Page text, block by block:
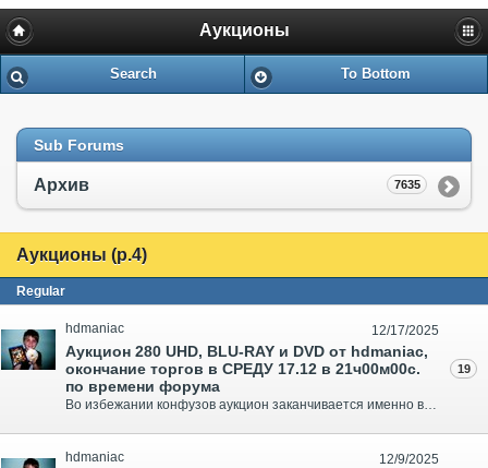
Аукционы
Search To Bottom
Sub Forums
Архив 7635
Аукционы (p.4)
Regular
12/17/2025
hdmaniac
Аукцион 280 UHD, BLU-RAY и DVD от hdmaniac,
окончание торгов в СРЕДУ 17.12 в 21ч00м00с.
по времени форума
Во избежании конфузов аукцион заканчивается именно в то время что указано по ФОРУМУ по Москве, ни секундой больше. Запечатанные издания помечены с пометкой об этом. Спасибо за понимание, отправка в регионы за счёт покупателя... Минимальный Шаг 50 руб... Оплата выигранного лота в течении 3-х дне..
19
12/9/2025
hdmaniac